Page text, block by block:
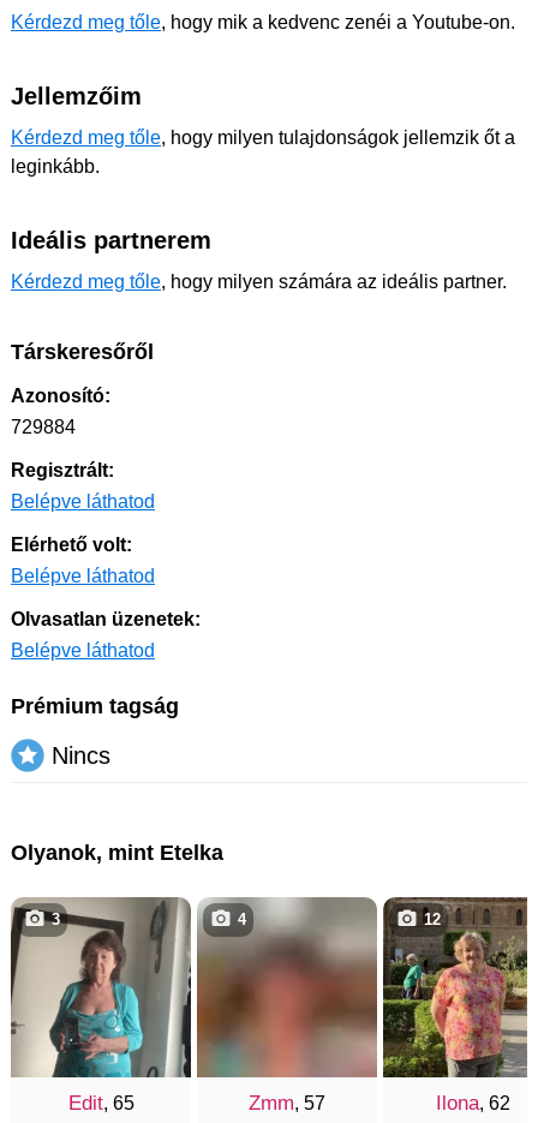
Kérdezd meg tőle, hogy mik a kedvenc zenéi a Youtube-on.
Jellemzőim
Kérdezd meg tőle, hogy milyen tulajdonságok jellemzik őt a
leginkább.
Ideális partnerem
Kérdezd meg tőle, hogy milyen számára az ideális partner.
Társkeresőről
Azonosító:
729884
Regisztrált:
Belépve láthatod
Elérhető volt:
Belépve láthatod
Olvasatlan üzenetek:
Belépve láthatod
Prémium tagság
Nincs
Olyanok, mint Etelka
Edit, 65
3
Zmm, 57
4
Ilona, 62
12